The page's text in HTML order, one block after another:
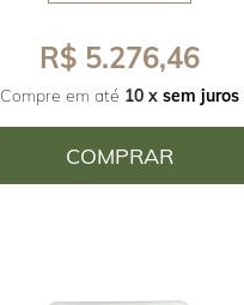
R$ 5.276,46
Compre em até 10 x sem juros
COMPRAR